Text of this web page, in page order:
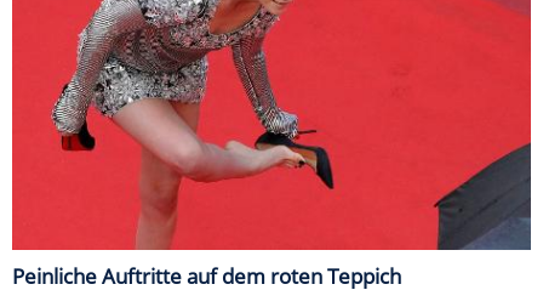
Peinliche Auftritte auf dem roten Teppich